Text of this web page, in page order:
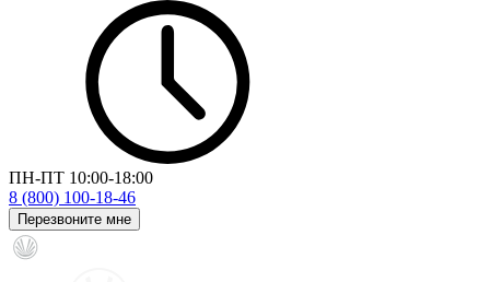
ПН-ПТ 10:00-18:00
8 (800) 100-18-46
Перезвоните мне